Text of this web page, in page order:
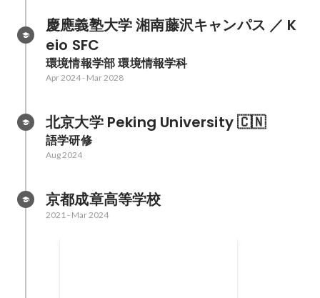
慶應義塾大学 湘南藤沢キャンパス ／ K
eio SFC
環境情報学部 環境情報学科
Apr 2024- Mar 2028
北京大学 Peking University 🇨🇳
語学研修
Aug 2024
京都成章高等学校
2021- Mar 2024